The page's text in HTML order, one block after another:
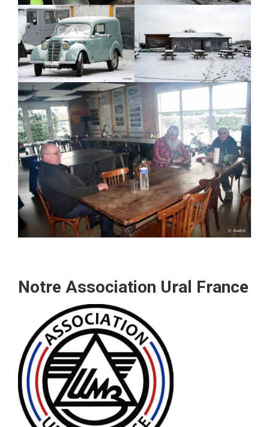
Notre Association Ural France